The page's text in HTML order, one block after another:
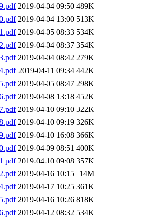
2019-04-04 09:50 489K
2019-04-04 13:00 513K
2019-04-05 08:33 534K
2019-04-04 08:37 354K
2019-04-04 08:42 279K
2019-04-11 09:34 442K
2019-04-05 08:47 298K
2019-04-08 13:18 452K
2019-04-10 09:10 322K
2019-04-10 09:19 326K
2019-04-10 16:08 366K
2019-04-09 08:51 400K
2019-04-10 09:08 357K
2019-04-16 10:15
14M
2019-04-17 10:25 361K
2019-04-16 10:26 818K
2019-04-12 08:32 534K